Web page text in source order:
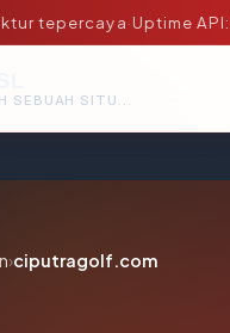
tepercaya·Uptime
PERIKSA APAKAH SEBUAH SITUS AMAN, TEPERCAYA, DAN TERVERIFIKASI DALAM HITUNGAN DETIK.
›ciputragolf.com